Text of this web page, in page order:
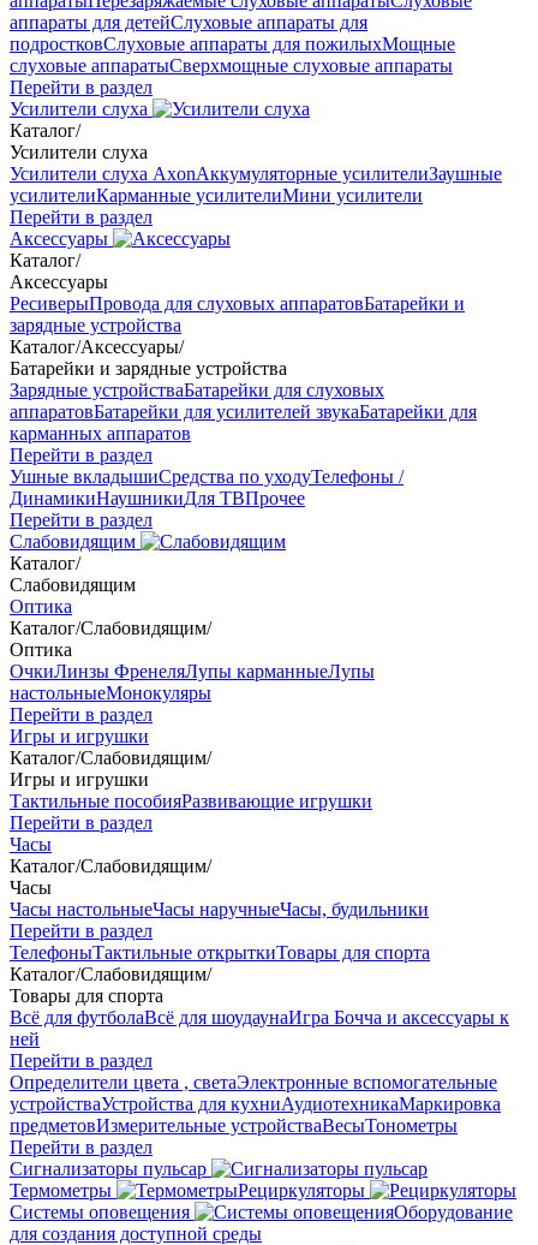
аппараты для детейСлуховые аппараты для
подростковСлуховые аппараты для пожилыхМощные
слуховые аппаратыСверхмощные слуховые аппараты
Перейти в раздел
Усилители слуха
Каталог/
Усилители слуха
Усилители слуха AxonАккумуляторные усилителиЗаушные
усилителиКарманные усилителиМини усилители
Перейти в раздел
Аксессуары
Каталог/
Аксессуары
РесиверыПровода для слуховых аппаратовБатарейки и
зарядные устройства
Каталог/Аксессуары/
Батарейки и зарядные устройства
Зарядные устройстваБатарейки для слуховых
аппаратовБатарейки для усилителей звукаБатарейки для
карманных аппаратов
Перейти в раздел
Ушные вкладышиСредства по уходуТелефоны /
ДинамикиНаушникиДля ТВПрочее
Перейти в раздел
Слабовидящим
Каталог/
Слабовидящим
Оптика
Каталог/Слабовидящим/
Оптика
ОчкиЛинзы ФренеляЛупы карманныеЛупы
настольныеМонокуляры
Перейти в раздел
Игры и игрушки
Каталог/Слабовидящим/
Игры и игрушки
Тактильные пособияРазвивающие игрушки
Перейти в раздел
Часы
Каталог/Слабовидящим/
Часы
Часы настольныеЧасы наручныеЧасы, будильники
Перейти в раздел
ТелефоныТактильные открыткиТовары для спорта
Каталог/Слабовидящим/
Товары для спорта
Всё для футболаВсё для шоудаунаИгра Бочча и аксессуары к
ней
Перейти в раздел
Определители цвета , светаЭлектронные вспомогательные
устройстваУстройства для кухниАудиотехникаМаркировка
предметовИзмерительные устройстваВесыТонометры
Перейти в раздел
Сигнализаторы пульсар
Термометры
Рециркуляторы
Cистемы оповещения
Оборудование
для создания доступной среды